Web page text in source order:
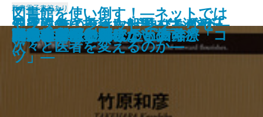
自爆テロリストの正体
東大法学部
「小皇帝」世代の中国
ろくろ首の首はなぜ伸びるのか―
遊ぶ生物学への招待―
国家の品格
満州と自民党
日露戦争に投資した男―ユダヤ人
銀行家の日記―
知床に生きる―大船頭・大瀬初三
郎とオホーツクの海―
人は見た目が9割
明治大正 翻訳ワンダーランド
新書電子書籍あり
間違いだらけのアトピー治療
図書館を使い倒す！―ネットでは
できない資料探しの「技」と「コ
ツ」―
阿片の中国史
ドクター・ショッピング―なぜ
次々と医者を変えるのか―
コクと旨味の秘密
話せぬ若手と聞けない上司
戦後教育で失われたもの
1985年
自動車が危ない
虎屋 和菓子と歩んだ五百年